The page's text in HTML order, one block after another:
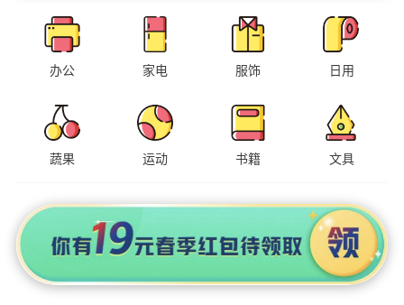
办公 家电 服饰 日用
蔬果 运动 书籍 文具